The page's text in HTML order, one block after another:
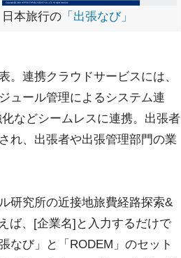
日本旅行の 「出張なび」
連携クラウドサービスには、
ュール管理によるシステム連
などシームレスに連携。出張者
れ、出張者や出張管理部門の業
研究所の近接地旅費経路探索&
ば、[企業名]と入力するだけで
なび」と「RODEM」のセット